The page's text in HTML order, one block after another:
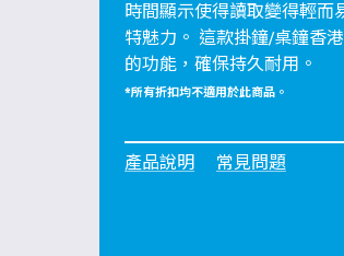
時間顯示使得讀取變得輕而
特魅力。 這款掛鐘/桌鐘香
的功能，確保持久耐用。
*所有折扣均不適用於此商品。
產品說明 常見問題